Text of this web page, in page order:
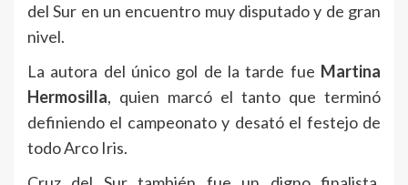
del Sur en un encuentro muy disputado y de gran
nivel.
La autora del único gol de la tarde fue Martina
Hermosilla, quien marcó el tanto que terminó
definiendo el campeonato y desató el festejo de
todo Arco Iris.